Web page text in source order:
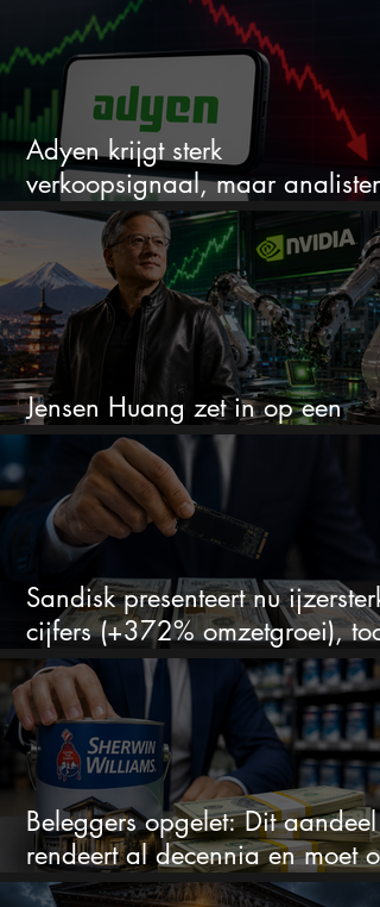
Adyen krijgt sterk
verkoopsignaal, maar analisten
zien juist een koopkans
Jensen Huang zet in op een
aandeel dat bijna niemand kent
Sandisk presenteert nu
cijfers (+372% omzetgroei), toch
zakt het aandeel weg
Beleggers opgelet: Dit aandeel
rendeert al decennia en moet op
je watchlist staan!